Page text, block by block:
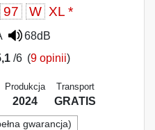
97 W XL *
68dB
/6 (9 opinii)
Produkcja
2024
Transport
GRATIS
gwarancja)